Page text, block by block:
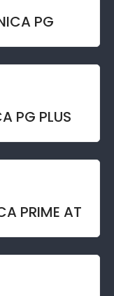
PG
PG PLUS
PRIME AT